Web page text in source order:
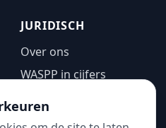
JURIDISCH
Over ons
WASPP in cijfers
Privacybeleid